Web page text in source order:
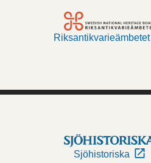
Riksantikvarieämbetet
Sjöhistoriska